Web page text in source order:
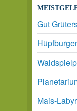
Gut
Mais-